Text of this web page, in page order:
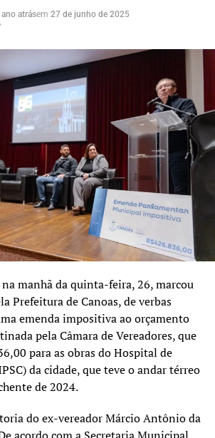
ano atrásem 27 de junho de 2025
manhã da quinta-feira, 26, marcou
Prefeitura de Canoas, de verbas
emenda impositiva ao orçamento
pela Câmara de Vereadores, que
para as obras do Hospital de
da cidade, que teve o andar térreo
de 2024.
do ex-vereador Márcio Antônio da